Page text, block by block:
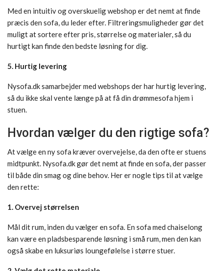
Med en intuitiv og overskuelig webshop er det nemt at finde
præcis den sofa, du leder efter. Filtreringsmuligheder gør det
muligt at sortere efter pris, størrelse og materialer, så du
hurtigt kan finde den bedste løsning for dig.
5. Hurtig levering
Nysofa.dk samarbejder med webshops der har hurtig levering,
så du ikke skal vente længe på at få din drømmesofa hjem i
stuen.
Hvordan vælger du den rigtige sofa?
At vælge en ny sofa kræver overvejelse, da den ofte er stuens
midtpunkt. Nysofa.dk gør det nemt at finde en sofa, der passer
til både din smag og dine behov. Her er nogle tips til at vælge
den rette:
1. Overvej størrelsen
Mål dit rum, inden du vælger en sofa. En sofa med chaiselong
kan være en pladsbesparende løsning i små rum, men den kan
også skabe en luksuriøs loungefølelse i større stuer.